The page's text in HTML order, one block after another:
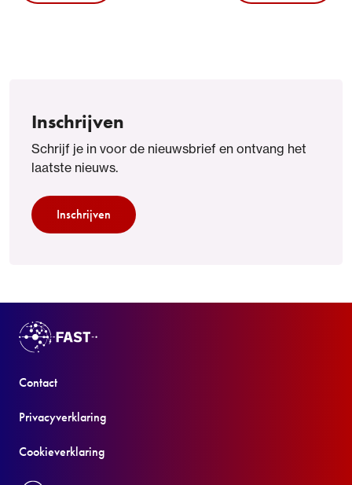
Inschrijven
Schrijf je in voor de nieuwsbrief en ontvang het
laatste nieuws.
Inschrijven
Contact
Privacyverklaring
Cookieverklaring